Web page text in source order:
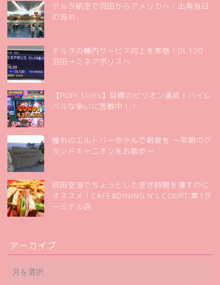
デルタ航空で羽田からアメリカへ：出発当日
の流れ
デルタの機内サービス向上を実感！DL120
羽田→ミネアポリスへ
【POP! Slots】目標のビリオン達成！ハイレ
ベルな争いに苦戦中！！
憧れのエルトバーホテルで朝食を 〜早朝のグ
ランドキャニオンをお散歩〜
成田空港でちょっとした空き時間を潰すのに
オススメ！CAFE&DINING N’s COURT 第1タ
ーミナル店
アーカイブ
ア
ー